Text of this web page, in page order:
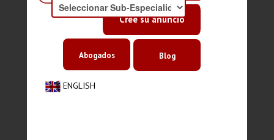
Cree su anuncio
ENGLISH
Abogados Blog